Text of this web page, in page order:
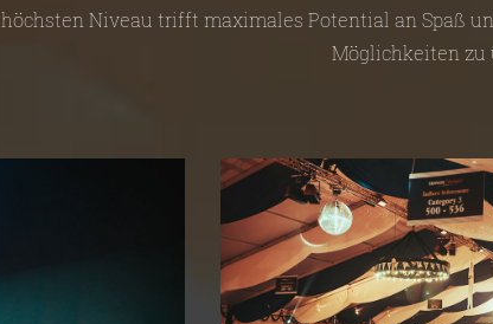
höchsten Niveau trifft maximales Potential an Spaß
Möglichkeiten zu